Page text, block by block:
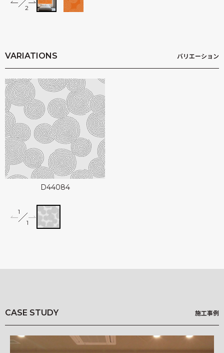
可能性アートプロジェクト
Landscapes
Illustrated Story
基材一覧
施工事例
NEWS
HOW TO ORDER
2 2
VARIATIONS バリエーション
D44084
1
1
CASE STUDY 施工事例